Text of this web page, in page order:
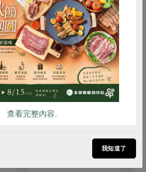
梅博館有限公司
紫蘇梅-700g
(內含固形物450公克)
RPET 食譜 減硝酸鹽
食安 共同購買
查看完整內容..
我知道了